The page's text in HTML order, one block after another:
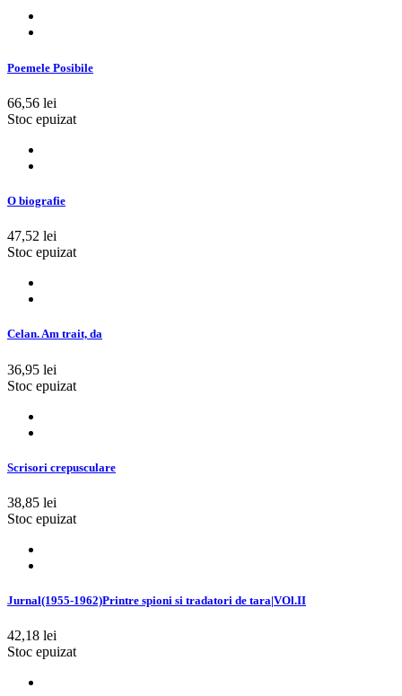
Poemele Posibile
66,56 lei
Stoc epuizat
O biografie
47,52 lei
Stoc epuizat
Celan. Am trait, da
36,95 lei
Stoc epuizat
Scrisori crepusculare
38,85 lei
Stoc epuizat
Jurnal(1955-1962)Printre spioni si tradatori de tara|VOl.II
42,18 lei
Stoc epuizat